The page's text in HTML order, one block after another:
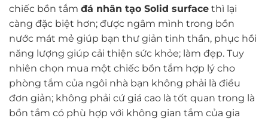
chiếc bồn tắm đá nhân tạo Solid surface thì lại
càng đặc biệt hơn; được ngâm mình trong bồn
nước mát mẻ giúp bạn thư giản tinh thần, phục hồi
năng lượng giúp cải thiện sức khỏe; làm đẹp. Tuy
nhiên chọn mua một chiếc bồn tắm hợp lý cho
phòng tắm của ngôi nhà bạn không phải là điều
đơn giản; không phải cứ giá cao là tốt quan trong là
bồn tắm có phù hợp với không gian tắm của gia